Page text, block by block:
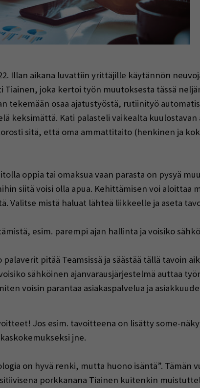
Illan aikana luvattiin yrittäjille käytännön
joka kertoi työn muutoksesta tässä
tekemään osaa ajatustyöstä, rutiinityö
keksimättä. Kati palasteli vaikealta
sitä, että oma ammattitaito (henkinen ja
oppia tai omaksua vaan parasta on pysyä
siitä voisi olla apua. Kehittämisen voi aloittaa
Valitse mistä haluat lähteä liikkeelle ja aseta
esim. parempi ajan hallinta ja voisiko
pitää Teamsissä ja säästää tällä tavoin
sähköinen ajanvarausjärjestelmä auttaa
voisin parantaa asiakaspalvelua ja
Jos esim. tavoitteena on lisätty some-
jne.
on hyvä renki, mutta huono isäntä”. Tämän
porkkanana Tiainen kuitenkin